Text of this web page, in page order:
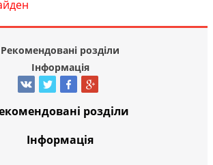
Рекомендовані розділи
Інформація
розділи
Інформація